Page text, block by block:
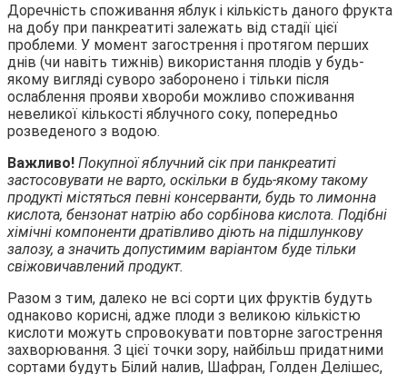
Доречність споживання яблук і кількість даного фрукта
на добу при панкреатиті залежать від стадії цієї
проблеми. У момент загострення і протягом перших
днів (чи навіть тижнів) використання плодів у будь-
якому вигляді суворо заборонено і тільки після
ослаблення прояви хвороби можливо споживання
невеликої кількості яблучного соку, попередньо
розведеного з водою.
Важливо! Покупної яблучний сік при панкреатиті
застосовувати не варто, оскільки в будь-якому такому
продукті містяться певні консерванти, будь то лимонна
кислота, бензонат натрію або сорбінова кислота. Подібні
хімічні компоненти дратівливо діють на підшлункову
залозу, а значить допустимим варіантом буде тільки
свіжовичавлений продукт.
Разом з тим, далеко не всі сорти цих фруктів будуть
однаково корисні, адже плоди з великою кількістю
кислоти можуть спровокувати повторне загострення
захворювання. З цієї точки зору, найбільш придатними
сортами будуть Білий налив, Шафран, Голден Делішес,